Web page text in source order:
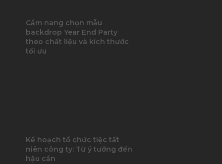
Cẩm nang chọn mẫu
backdrop Year End Party
theo chất liệu và kích thước
tối ưu
Kế hoạch tổ chức tiệc tất
niên công ty: Từ ý tưởng đến
hậu cần